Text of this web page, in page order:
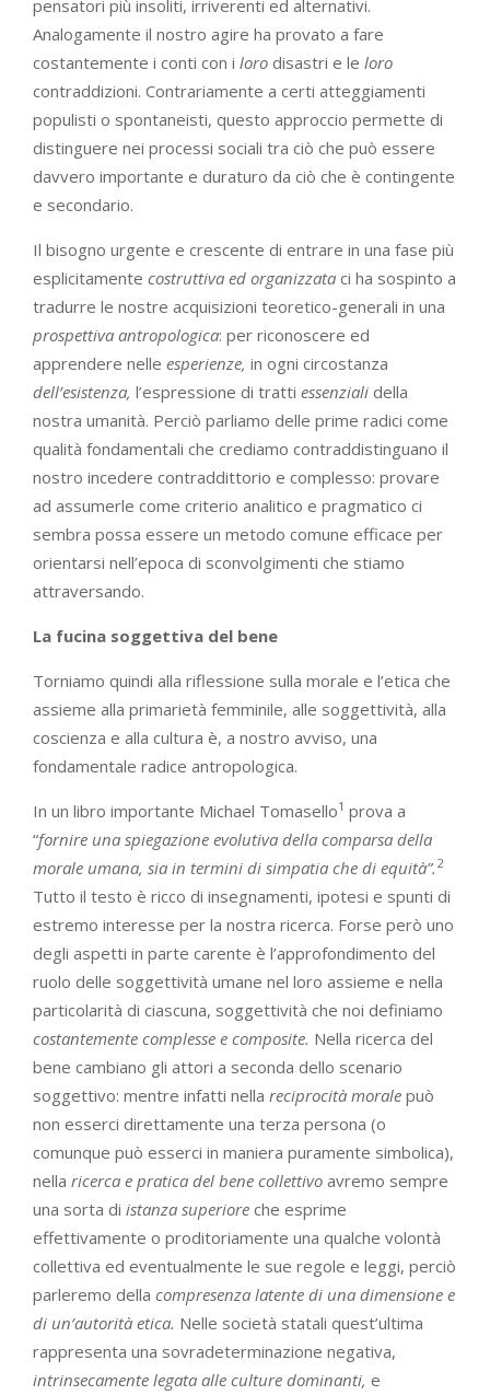
pensatori più insoliti, irriverenti ed alternativi.
Analogamente il nostro agire ha provato a fare
costantemente i conti con i loro disastri e le loro
contraddizioni. Contrariamente a certi atteggiamenti
populisti o spontaneisti, questo approccio permette di
distinguere nei processi sociali tra ciò che può essere
davvero importante e duraturo da ciò che è contingente
e secondario.
Il bisogno urgente e crescente di entrare in una fase più
esplicitamente costruttiva ed organizzata ci ha sospinto a
tradurre le nostre acquisizioni teoretico-generali in una
prospettiva antropologica: per riconoscere ed
apprendere nelle esperienze, in ogni circostanza
dell’esistenza, l’espressione di tratti essenziali della
nostra umanità. Perciò parliamo delle prime radici come
qualità fondamentali che crediamo contraddistinguano il
nostro incedere contraddittorio e complesso: provare
ad assumerle come criterio analitico e pragmatico ci
sembra possa essere un metodo comune efficace per
orientarsi nell’epoca di sconvolgimenti che stiamo
attraversando.
La fucina soggettiva del bene
Torniamo quindi alla riflessione sulla morale e l’etica che
assieme alla primarietà femminile, alle soggettività, alla
coscienza e alla cultura è, a nostro avviso, una
fondamentale radice antropologica.
In un libro importante Michael Tomasello1 prova a
“fornire una spiegazione evolutiva della comparsa della
morale umana, sia in termini di simpatia che di equità”. 2
Tutto il testo è ricco di insegnamenti, ipotesi e spunti di
estremo interesse per la nostra ricerca. Forse però uno
degli aspetti in parte carente è l’approfondimento del
ruolo delle soggettività umane nel loro assieme e nella
particolarità di ciascuna, soggettività che noi definiamo
costantemente complesse e composite. Nella ricerca del
bene cambiano gli attori a seconda dello scenario
soggettivo: mentre infatti nella reciprocità morale può
non esserci direttamente una terza persona (o
comunque può esserci in maniera puramente simbolica),
nella ricerca e pratica del bene collettivo avremo sempre
una sorta di istanza superiore che esprime
effettivamente o proditoriamente una qualche volontà
collettiva ed eventualmente le sue regole e leggi, perciò
parleremo della compresenza latente di una dimensione e
di un’autorità etica. Nelle società statali quest’ultima
rappresenta una sovradeterminazione negativa,
intrinsecamente legata alle culture dominanti, e